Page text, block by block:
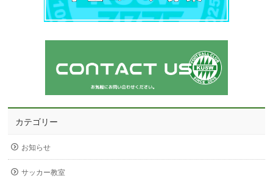
カテゴリー
お知らせ
サッカー教室